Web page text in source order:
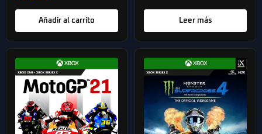
Añadir al carrito Leer más